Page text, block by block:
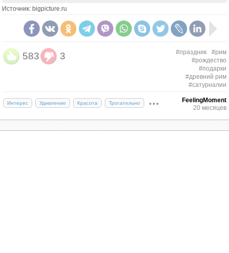
Начинался зимний праздник с официальной части,
проходившей в святилище Сатурна. Жрецы
разрезали шерстяные путы, стягивавшие
огромную статую бога, а присутствующие
преподносили ему дары. Все пели гимны и
восхваляли бога земледелия, но при этом с
Источник: bigpicture.ru
583 3 #праздник
#рим
#рождество
#подарки
#древний рим
#сатурналии
Интерес Удивление Красота Трогательно
FeelingMoment
20 месяцев